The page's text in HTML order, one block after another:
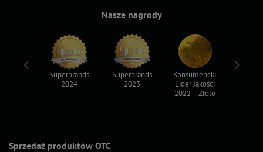
Sprzedaż produktów OTC
Nasze nagrody
Superbrands
2024
Superbrands
2023
Konsumencki
Lider Jakości
2022 – Złoto